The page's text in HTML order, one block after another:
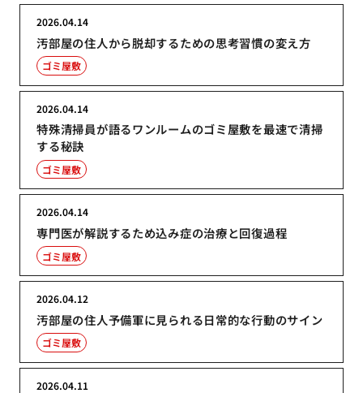
汚部屋の住人から脱却するための思考習慣の変え方
2026.04.14
ゴミ屋敷
特殊清掃員が語るワンルームのゴミ屋敷を最速で清掃
する秘訣
2026.04.14
ゴミ屋敷
専門医が解説するため込み症の治療と回復過程
2026.04.14
ゴミ屋敷
汚部屋の住人予備軍に見られる日常的な行動のサイン
2026.04.12
ゴミ屋敷
2026.04.11